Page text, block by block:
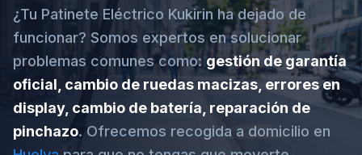
¿Tu Patinete Eléctrico Kukirin ha dejado de
funcionar? Somos expertos en solucionar
problemas comunes como:gestión de garantía
oficial, cambio de ruedas macizas, errores en
display, cambio de batería, reparación de
pinchazo. Ofrecemos recogida a domicilio en